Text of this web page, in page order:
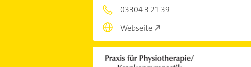
03304 3 21 39
Webseite